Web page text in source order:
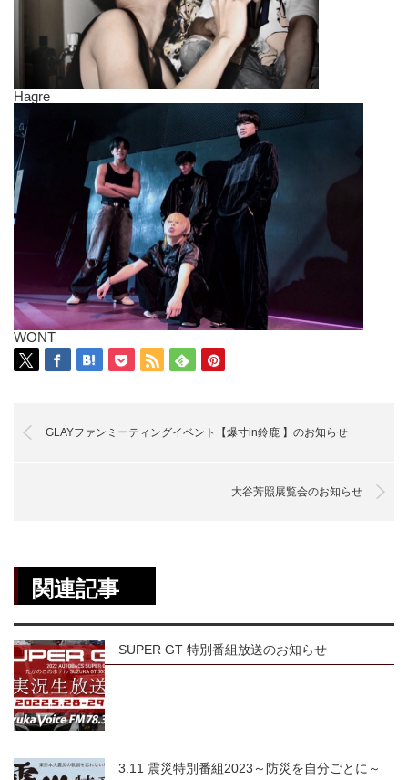
Hagre
WONT
GLAYファンミーティングイベント【爆寸in鈴鹿 】のお知らせ
大谷芳照展覧会のお知らせ
関連記事
SUPER GT 特別番組放送のお知らせ
3.11 震災特別番組2023～防災を自分ごとに～